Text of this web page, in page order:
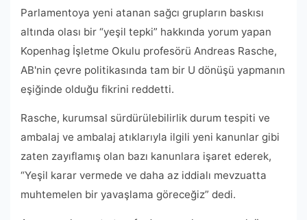
Parlamentoya yeni atanan sağcı grupların baskısı
altında olası bir “yeşil tepki” hakkında yorum yapan
Kopenhag İşletme Okulu profesörü Andreas Rasche,
AB'nin çevre politikasında tam bir U dönüşü yapmanın
eşiğinde olduğu fikrini reddetti.
Rasche, kurumsal sürdürülebilirlik durum tespiti ve
ambalaj ve ambalaj atıklarıyla ilgili yeni kanunlar gibi
zaten zayıflamış olan bazı kanunlara işaret ederek,
“Yeşil karar vermede ve daha az iddialı mevzuatta
muhtemelen bir yavaşlama göreceğiz” dedi.